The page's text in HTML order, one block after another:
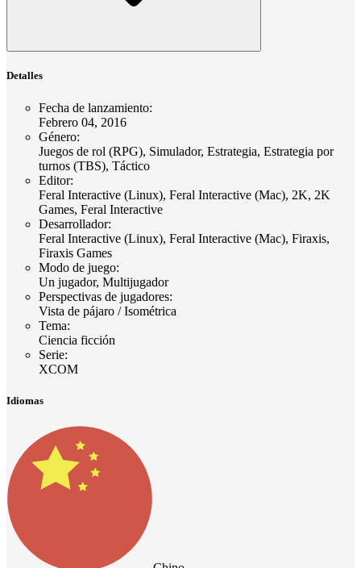
Detalles
Fecha de lanzamiento:
Febrero 04, 2016
Género:
Juegos de rol (RPG), Simulador, Estrategia, Estrategia por
turnos (TBS), Táctico
Editor:
Feral Interactive (Linux), Feral Interactive (Mac), 2K, 2K
Games, Feral Interactive
Desarrollador:
Feral Interactive (Linux), Feral Interactive (Mac), Firaxis,
Firaxis Games
Modo de juego:
Un jugador, Multijugador
Perspectivas de jugadores:
Vista de pájaro / Isométrica
Tema:
Ciencia ficción
Serie:
XCOM
Idiomas